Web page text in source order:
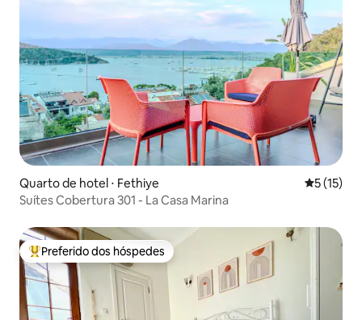
Quarto de hotel ⋅ Fethiye 5 de uma
5 (15)
Suítes Cobertura 301 - La Casa Marina
Entre os melhores preferidos dos hóspedes
Preferido dos hóspedes